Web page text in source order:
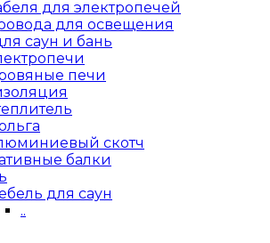
для электропечей
для освещения
саун и бань
печи
скотч
балки
для саун
..